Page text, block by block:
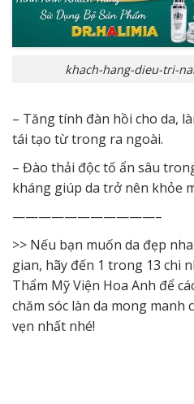
khach-hang-dieu-tri-
– Tăng tính đàn hồi cho da,
tái tạo từ trong ra ngoài.
– Đào thải độc tố ẩn sâu
kháng giúp da trở nên khỏe
———————————–
>> Nếu bạn muốn da đẹp
gian, hãy đến 1 trong 13 chi
Thẩm Mỹ Viện Hoa Anh để
chăm sóc làn da mong manh
vẹn nhất nhé!